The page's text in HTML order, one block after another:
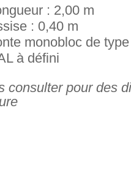
: 2,00 m
: 0,40 m
monobloc de
à défini
consulter pour des